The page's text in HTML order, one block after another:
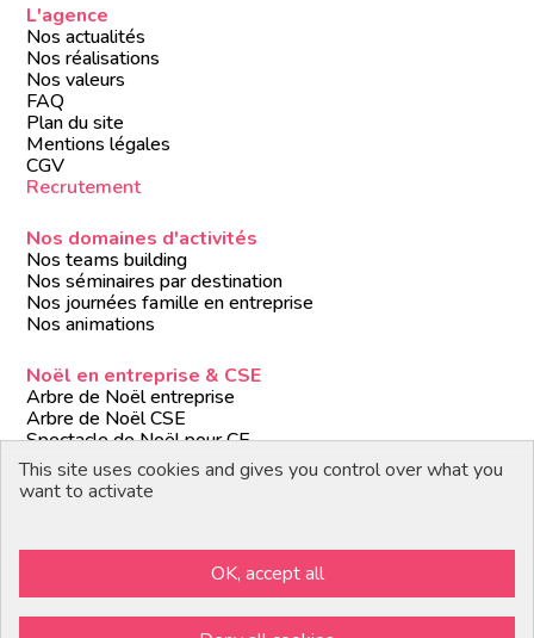
L'agence
Nos actualités
Nos réalisations
Nos valeurs
FAQ
Plan du site
Mentions légales
CGV
Recrutement
Nos domaines d'activités
Nos teams building
Nos séminaires par destination
Nos journées famille en entreprise
Nos animations
Noël en entreprise & CSE
Arbre de Noël entreprise
Arbre de Noël CSE
Spectacle de Noël pour CE
Animations de Noël entreprise
Formules de Noël clé en main
This site uses cookies and gives you control over what you
want to activate
OK, accept all